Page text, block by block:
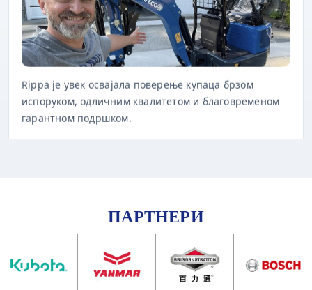
Rippa је увек освајала поверење купаца брзом
испоруком, одличним квалитетом и благовременом
гарантном подршком.
ПАРТНЕРИ